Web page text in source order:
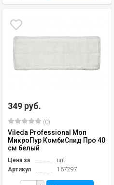
349 руб.
(0)
Vileda Professional Моп
МикроПур КомбиСпид Про 40
см белый
Цена за
шт.
Артикул
167297